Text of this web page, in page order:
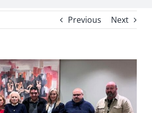
Previous Next